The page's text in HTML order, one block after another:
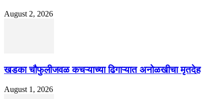
August 2, 2026
खडका चौफुलीजवळ कचऱ्याच्या ढिगाऱ्यात अनोळखीचा मृतदेह
August 1, 2026